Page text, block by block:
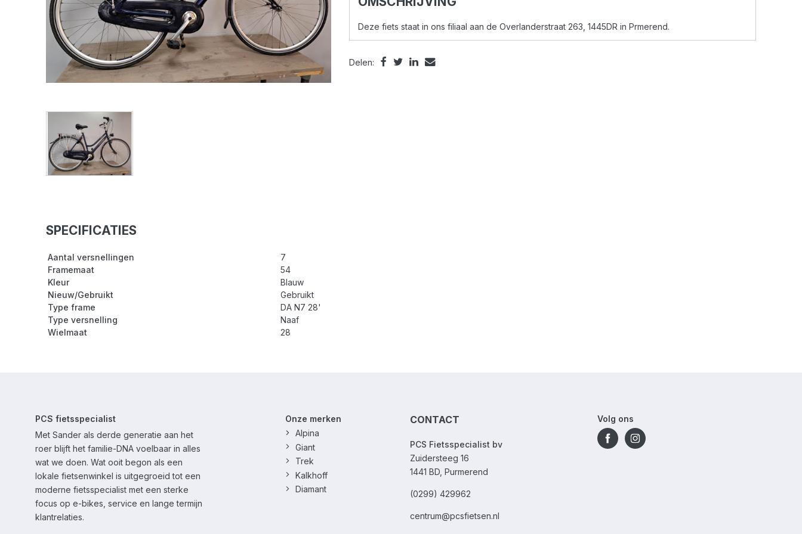
Deze fiets staat in ons filiaal aan de Overlanderstraat 263, 1445DR in Prmerend.
Delen:
SPECIFICATIES
Aantal versnellingen
7
Framemaat
54
Kleur
Blauw
Nieuw/Gebruikt
Gebruikt
Type frame
DA N7 28'
Type versnelling
Naaf
Wielmaat
28
PCS fietsspecialist
Met Sander als derde generatie aan het
roer blijft het familie-DNA voelbaar in alles
wat we doen. Wat ooit begon als een
lokale fietsenwinkel is uitgegroeid tot een
moderne fietsspecialist met een sterke
focus op e-bikes, service en lange termijn
klantrelaties.
Onze merken
Alpina
Giant
Trek
Kalkhoff
Diamant
CONTACT
PCS Fietsspecialist bv
Zuidersteeg 16
1441 BD, Purmerend
(0299) 429962
centrum@pcsfietsen.nl
Volg ons